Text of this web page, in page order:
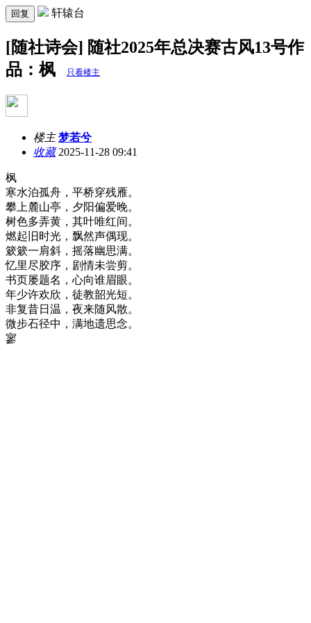
回复 轩辕台
[随社诗会] 随社2025年总决赛古风13号作
品：枫
只看楼主
楼主 梦若兮
收藏2025-11-28 09:41
枫
寒水泊孤舟，平桥穿残雁。
攀上麓山亭，夕阳偏爱晚。
树色多弄黄，其叶唯红间。
燃起旧时光，飘然声偶现。
簌簌一肩斜，摇落幽思满。
忆里尽胶序，剧情未尝剪。
书页屡题名，心向谁眉眼。
年少许欢欣，徒教韶光短。
非复昔日温，夜来随风散。
微步石径中，满地遗思念。
寥